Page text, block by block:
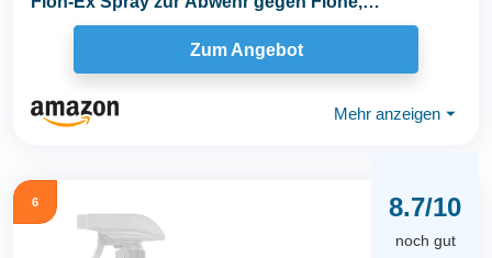
Flohmittel...
Zum Angebot
Mehr anzeigen ⏷
6 8.7/10
noch gut